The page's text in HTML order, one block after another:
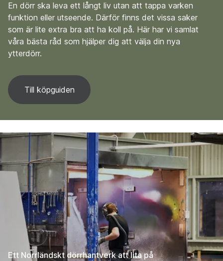
En dörr ska leva ett långt liv utan att tappa varken
funktion eller utseende. Därför finns det vissa saker
som är lite extra bra att ha koll på. Här har vi samlat
våra bästa råd som hjälper dig att välja din nya
ytterdörr.
Till köpguiden
Ett Norrländskt dörrhantverk att lita på